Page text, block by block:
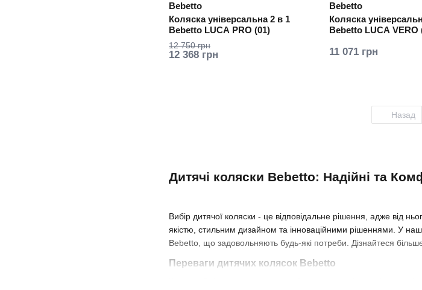
Дитячі коляски Bebetto: Надійні та
Вибір дитячої коляски - це відповідальне рішення, адже від
якістю, стильним дизайном та інноваційними рішеннями. У
Bebetto, що задовольняють будь-які потреби. Дізнайтеся
Переваги дитячих колясок Bebetto
Bebetto
Коляска універсальна 2 в 1
Bebetto LUCA PRO (01)
12 750 грн
12 368 грн
Bebetto
Коляска
Bebetto LUCA VERO
11 071 грн
Назад